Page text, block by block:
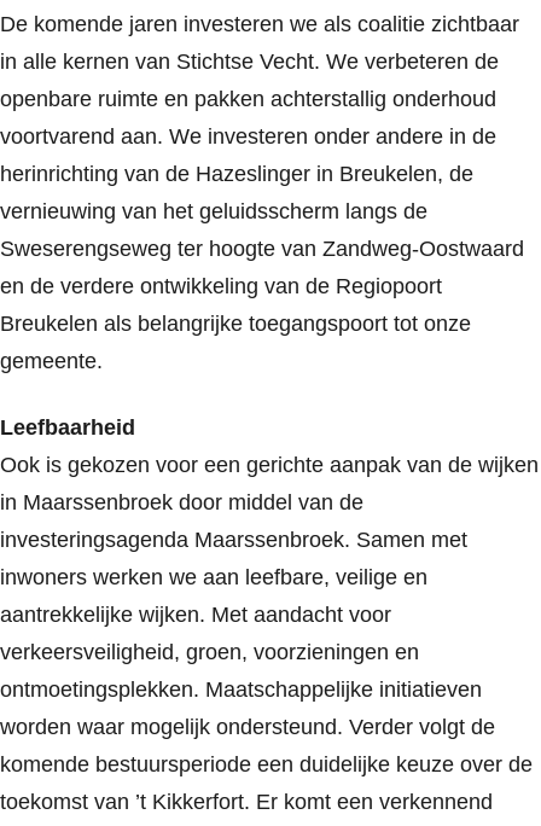
De komende jaren investeren we als coalitie zichtbaar
in alle kernen van Stichtse Vecht. We verbeteren de
openbare ruimte en pakken achterstallig onderhoud
voortvarend aan. We investeren onder andere in de
herinrichting van de Hazeslinger in Breukelen, de
vernieuwing van het geluidsscherm langs de
Sweserengseweg ter hoogte van Zandweg-Oostwaard
en de verdere ontwikkeling van de Regiopoort
Breukelen als belangrijke toegangspoort tot onze
gemeente.
Leefbaarheid
Ook is gekozen voor een gerichte aanpak van de wijken
in Maarssenbroek door middel van de
investeringsagenda Maarssenbroek. Samen met
inwoners werken we aan leefbare, veilige en
aantrekkelijke wijken. Met aandacht voor
verkeersveiligheid, groen, voorzieningen en
ontmoetingsplekken. Maatschappelijke initiatieven
worden waar mogelijk ondersteund. Verder volgt de
komende bestuursperiode een duidelijke keuze over de
toekomst van ’t Kikkerfort. Er komt een verkennend